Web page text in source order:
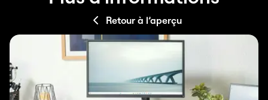
Retour à l’aperçu